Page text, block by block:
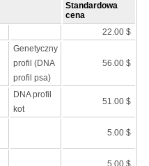
Standardowa
cena
22.00 $
Genetyczny
profil (DNA
profil psa)
56.00 $
DNA profil
kot
51.00 $
5.00 $
5.00 $